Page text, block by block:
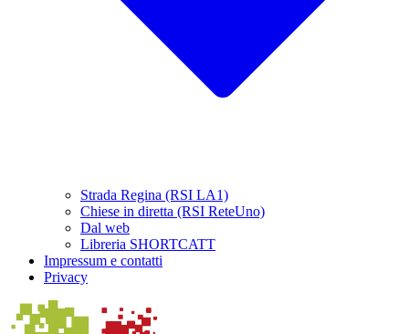
Strada Regina (RSI LA1)
Chiese in diretta (RSI ReteUno)
Dal web
Libreria SHORTCATT
Impressum e contatti
Privacy